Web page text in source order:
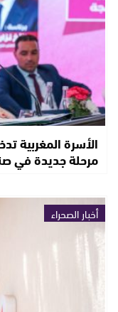
الأسرة المغربية
مرحلة جديدة في
أخبار الصحراء